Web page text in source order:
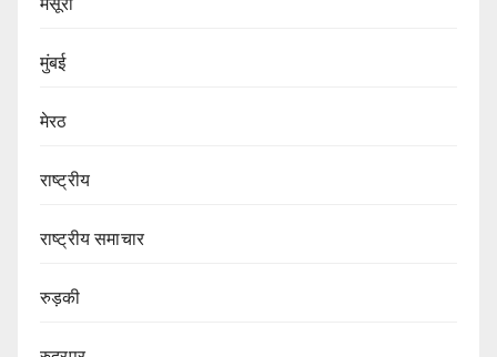
मुंबई
मेरठ
राष्ट्रीय
राष्ट्रीय समाचार
रुड़की